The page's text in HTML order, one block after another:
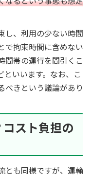
し、利用の少ない時間
で拘束時間に含めない
間帯の運行を間引くこ
といいます。なお、こ
べきという議論があり
スト負担の
とも同様ですが、運輸